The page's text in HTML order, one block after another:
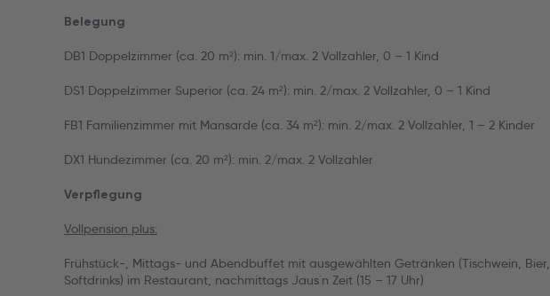
Belegung
DB1 Doppelzimmer (ca. 20 m²): min. 1/max. 2 Vollzahler, 0 – 1 Kind
DS1 Doppelzimmer Superior (ca. 24 m²): min. 2/max. 2 Vollzahler, 0 – 1 Kind
FB1 Familienzimmer mit Mansarde (ca. 34 m²): min. 2/max. 2 Vollzahler, 1 – 2 Kinder
DX1 Hundezimmer (ca. 20 m²): min. 2/max. 2 Vollzahler
Verpflegung
Vollpension plus:
Frühstück-, Mittags- und Abendbuffet mit ausgewählten Getränken (Tischwein, Bier,
Softdrinks) im Restaurant, nachmittags Jaus`n Zeit (15 – 17 Uhr)